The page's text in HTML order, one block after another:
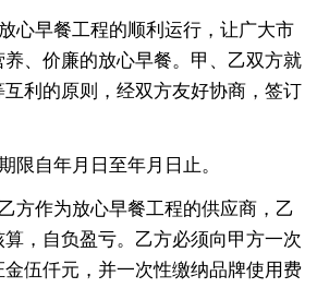
心早餐工程的顺利运行，让广大市
、价廉的放心早餐。甲、乙双方就
利的原则，经双方友好协商，签订
限自年月日至年月日止。
方作为放心早餐工程的供应商，乙
，自负盈亏。乙方必须向甲方一次
伍仟元，并一次性缴纳品牌使用费